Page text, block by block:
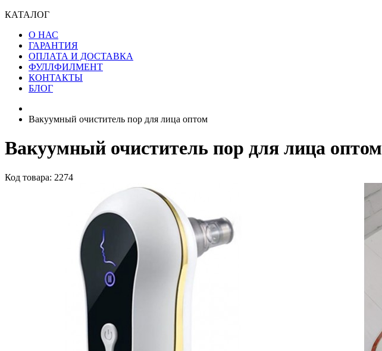
КАТАЛОГ
О НАС
ГАРАНТИЯ
ОПЛАТА И ДОСТАВКА
ФУЛЛФИЛМЕНТ
КОНТАКТЫ
БЛОГ
Вакуумный очиститель пор для лица оптом
Вакуумный очиститель пор для лица оптом
Код товара: 2274